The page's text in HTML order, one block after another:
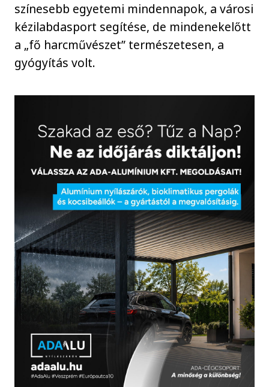
színesebb egyetemi mindennapok, a városi
kézilabdasport segítése, de mindenekelőtt
a „fő harcművészet” természetesen, a
gyógyítás volt.